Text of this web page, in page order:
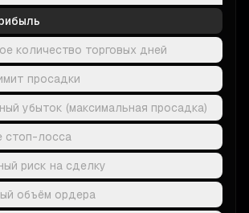
количество торговых дней
просадки
убыток (максимальная просадка)
стоп-лосса
риск на сделку
объём ордера